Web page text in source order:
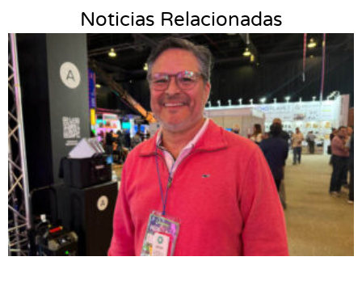
Noticias Relacionadas